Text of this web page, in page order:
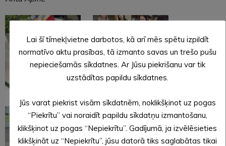
Lai šī tīmekļvietne darbotos, kā arī mēs spētu izpildīt
normatīvo aktu prasības, tā izmanto savas un trešo pušu
nepieciešamās sīkdatnes. Ar Jūsu piekrišanu var tik
uzstādītas papildu sīkdatnes.
Jūs varat piekrist visām sīkdatnēm, noklikšķinot uz pogas
“Piekrītu” vai noraidīt papildu sīkdatņu izmantošanu,
klikšķinot uz pogas “Nepiekrītu”. Gadījumā, ja izvēlēsieties
klikšķināt uz “Nepiekrītu”, jūsu datorā tiks saglabātas tikai